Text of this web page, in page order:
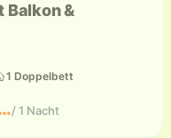
Balkon &
1 Doppelbett
/ 1 Nacht